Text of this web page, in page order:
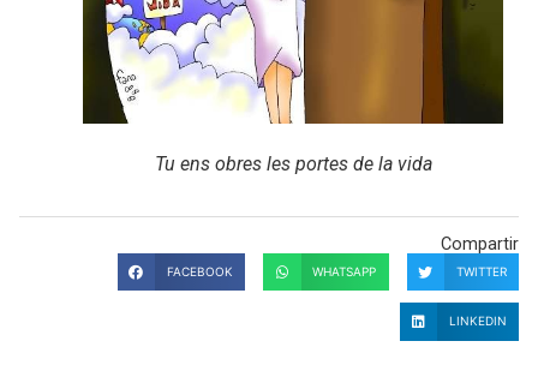
Tu ens obres les portes de la vida
Compartir
FACEBOOK WHATSAPP TWITTER
LINKEDIN